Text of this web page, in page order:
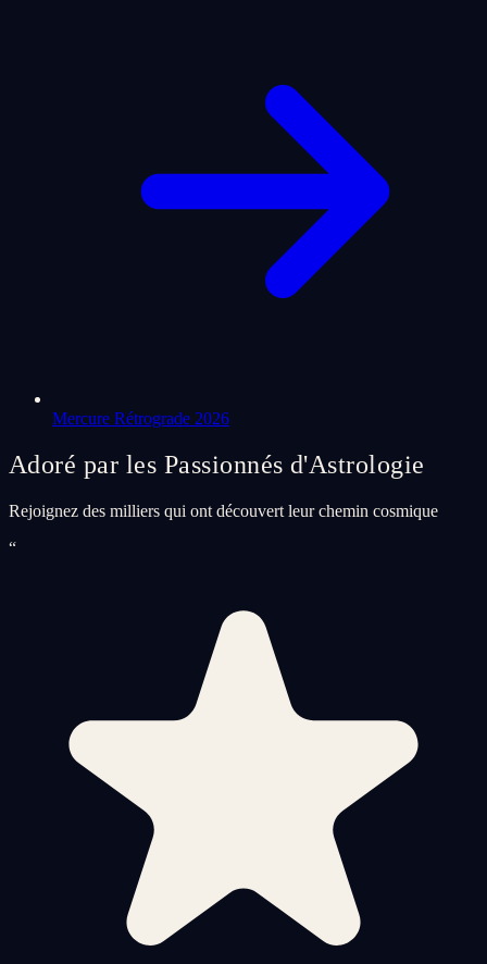
Mercure Rétrograde 2026
Adoré par les Passionnés d'Astrologie
Rejoignez des milliers qui ont découvert leur chemin cosmique
“